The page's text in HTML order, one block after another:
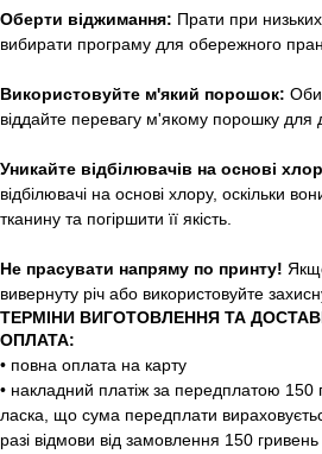
Оберти віджимання: Прати при
вибирати програму для обережного
Використовуйте м'який порошок:
віддайте перевагу м'якому порошку для
Уникайте відбілювачів на основі
відбілювачі на основі хлору, оскільки
тканину та погіршити її якість.
Не прасувати напряму по принту!
вивернуту річ або використовуйте
ТЕРМІНИ ВИГОТОВЛЕННЯ ТА
ОПЛАТА:
• повна оплата на карту
• накладний платіж за передплатою 150
ласка, що сума передплати
разі відмови від замовлення 150